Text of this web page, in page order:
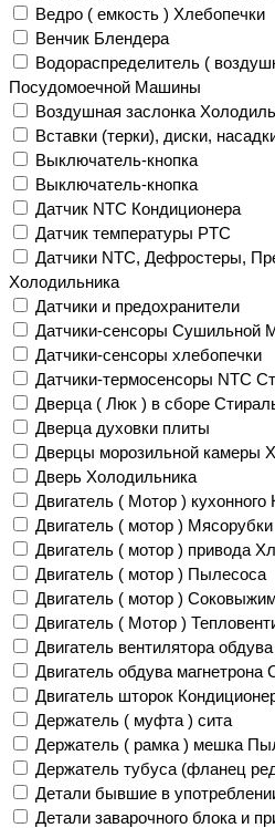
Ведро ( емкость ) Хлебопечки
Венчик Блендера
Водораспределитель (
Посудомоечной Машины
Воздушная заслонка
Вставки (терки), диски,
Выключатель-кнопка
Выключатель-кнопка
Датчик NTC Кондиционера
Датчик температуры PTC
Датчики NTC, Дефростеры,
Холодильника
Датчики и предохранители
Датчики-сенсоры Сушильной
Датчики-сенсоры хлебопечки
Датчики-термосенсоры NTC
Дверца ( Люк ) в сборе
Дверца духовки плиты
Дверцы морозильной камеры
Дверь Холодильника
Двигатель ( Мотор ) кухонного
Двигатель ( мотор ) Мясорубки
Двигатель ( мотор ) привода
Двигатель ( мотор ) Пылесоса
Двигатель ( мотор )
Двигатель ( Мотор )
Двигатель вентилятора
Двигатель обдува магнетрона
Двигатель шторок
Держатель ( муфта ) сита
Держатель ( рамка ) мешка
Держатель тубуса (фланец
Детали бывшие в
Детали заварочного блока и